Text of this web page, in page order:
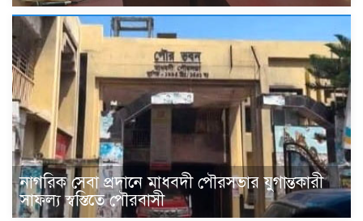
নাগরিক সেবা প্রদানে মাধবদী পৌরসভার যুগান্তকারী
সাফল্য স্বস্তিতে পৌরবাসী